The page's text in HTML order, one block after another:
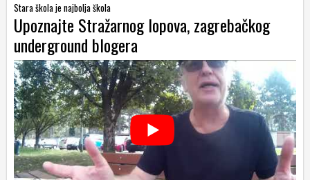
Stara škola je najbolja škola
Upoznajte Stražarnog lopova, zagrebačkog
underground blogera